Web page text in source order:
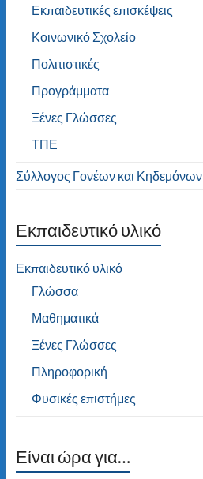
Εκπαιδευτικές επισκέψεις
Κοινωνικό Σχολείο
Πολιτιστικές
Προγράμματα
Ξένες Γλώσσες
ΤΠΕ
Σύλλογος Γονέων και Κηδεμόνων
Εκπαιδευτικό υλικό
Εκπαιδευτικό υλικό
Γλώσσα
Μαθηματικά
Ξένες Γλώσσες
Πληροφορική
Φυσικές επιστήμες
Είναι ώρα για…